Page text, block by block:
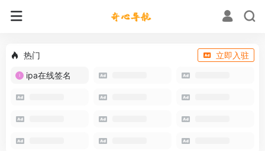
热门
立即入驻
ipa在线签名